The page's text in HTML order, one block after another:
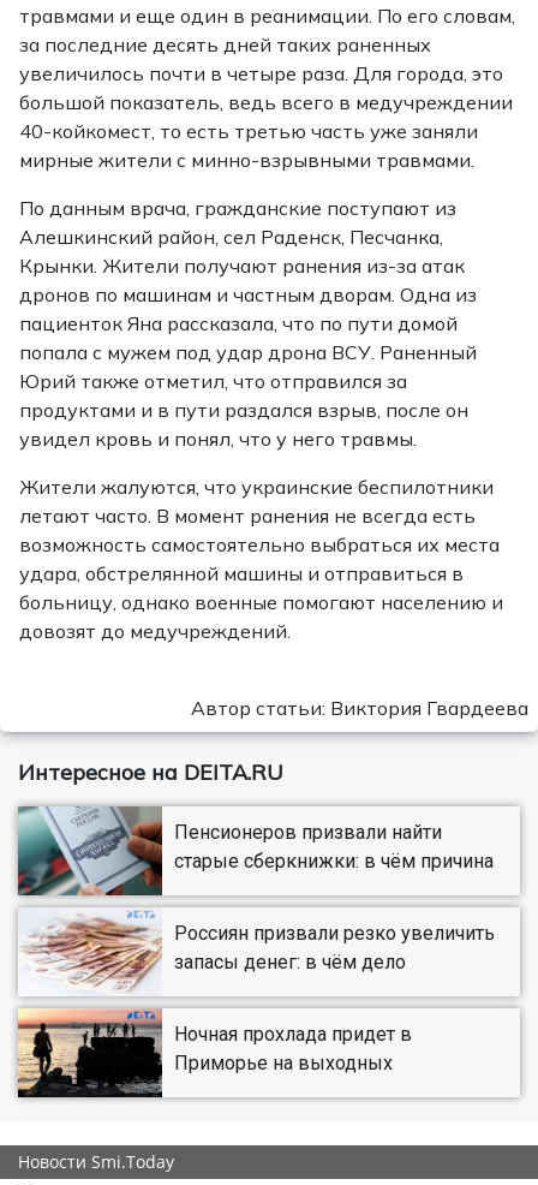
травмами и еще один в реанимации. По его словам,
за последние десять дней таких раненных
увеличилось почти в четыре раза. Для города, это
большой показатель, ведь всего в медучреждении
40-койкомест, то есть третью часть уже заняли
мирные жители с минно-взрывными травмами.
По данным врача, гражданские поступают из
Алешкинский район, сел Раденск, Песчанка,
Крынки. Жители получают ранения из-за атак
дронов по машинам и частным дворам. Одна из
пациенток Яна рассказала, что по пути домой
попала с мужем под удар дрона ВСУ. Раненный
Юрий также отметил, что отправился за
продуктами и в пути раздался взрыв, после он
увидел кровь и понял, что у него травмы.
Жители жалуются, что украинские беспилотники
летают часто. В момент ранения не всегда есть
возможность самостоятельно выбраться их места
удара, обстрелянной машины и отправиться в
больницу, однако военные помогают населению и
довозят до медучреждений.
Автор статьи: Виктория Гвардеева
Интересное на DEITA.RU
Пенсионеров призвали найти
старые сберкнижки: в чём причина
Россиян призвали резко увеличить
запасы денег: в чём дело
Ночная прохлада придет в
Приморье на выходных